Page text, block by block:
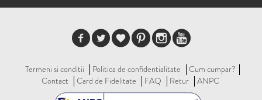
Termeni si conditii Politica de confidentialitate
Cum cumpar?
Contact
Card de Fidelitate FAQ Retur ANPC